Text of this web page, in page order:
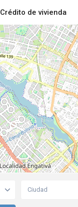
Crédito de vivienda
Ciudad